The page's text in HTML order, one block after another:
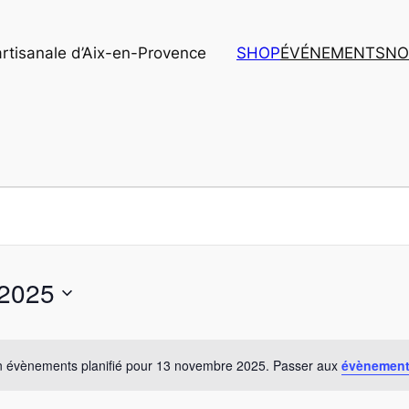
d’Aix-en-Provence SHOPÉVÉNEMENTS
Notice
évènements planifié pour 13 novembre 2025. Passer aux